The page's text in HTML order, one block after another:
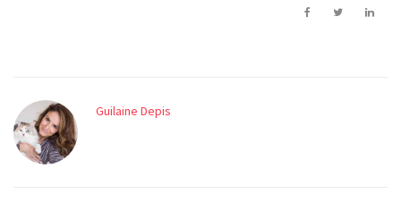
Guilaine Depis